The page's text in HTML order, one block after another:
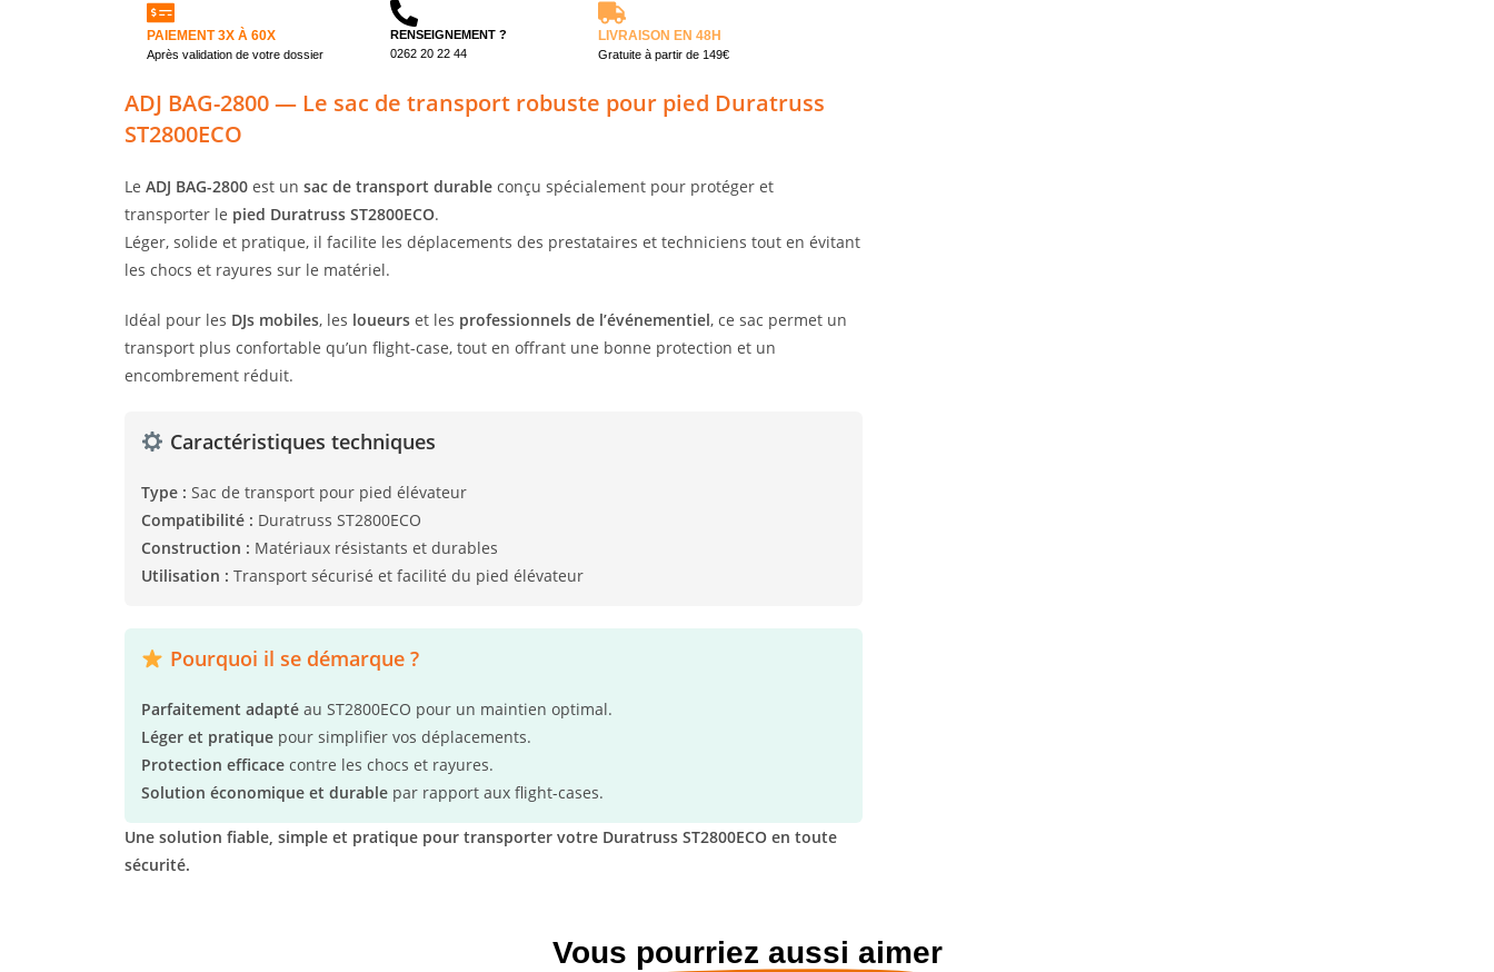
PAIEMENT 3X À 60X
Après validation de votre dossier
RENSEIGNEMENT ?
0262 20 22 44
LIVRAISON EN 48H
Gratuite à partir de 149€
ADJ BAG-2800 — Le sac de transport robuste pour pied Duratruss
ST2800ECO
Le ADJ BAG-2800 est un sac de transport durable conçu spécialement pour protéger et
transporter le pied Duratruss ST2800ECO.
Léger, solide et pratique, il facilite les déplacements des prestataires et techniciens tout en évitant
les chocs et rayures sur le matériel.
Idéal pour les DJs mobiles, les loueurs et les professionnels de l’événementiel, ce sac permet un
transport plus confortable qu’un flight-case, tout en offrant une bonne protection et un
encombrement réduit.
Caractéristiques techniques
Type : Sac de transport pour pied élévateur
Compatibilité : Duratruss ST2800ECO
Construction : Matériaux résistants et durables
Utilisation : Transport sécurisé et facilité du pied élévateur
Pourquoi il se démarque ?
Parfaitement adapté au ST2800ECO pour un maintien optimal.
Léger et pratique pour simplifier vos déplacements.
Protection efficace contre les chocs et rayures.
Solution économique et durable par rapport aux flight-cases.
Une solution fiable, simple et pratique pour transporter votre Duratruss ST2800ECO en toute
sécurité.
Vous pourriez aussi aimer